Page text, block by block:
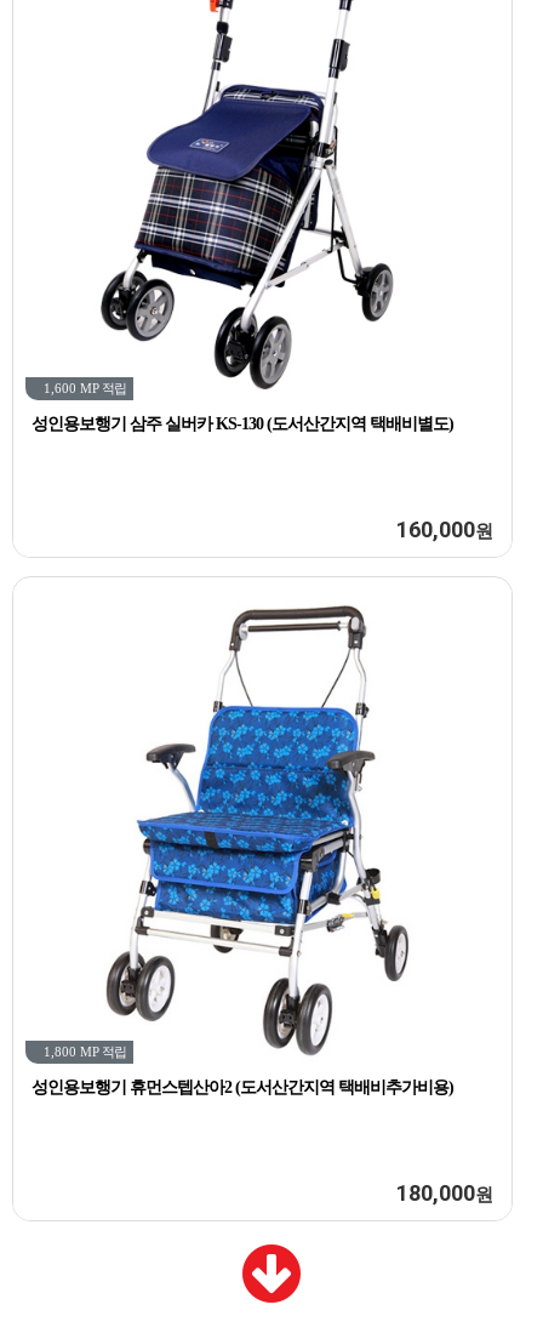
1,600 MP 적립
성인용보행기 삼주 실버카 KS-130 (도서산간지역 택배비별도)
160,000원
1,800 MP 적립
성인용보행기 휴먼스텝산아2 (도서산간지역 택배비추가비용)
180,000원